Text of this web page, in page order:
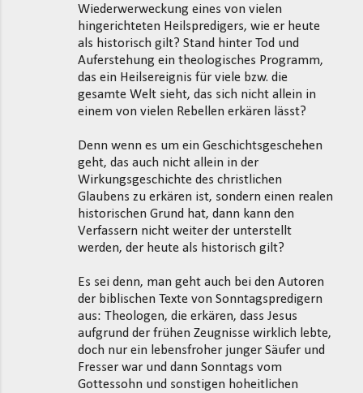
Wiederwerweckung eines von vielen
hingerichteten Heilspredigers, wie er heute
als historisch gilt? Stand hinter Tod und
Auferstehung ein theologisches Programm,
das ein Heilsereignis für viele bzw. die
gesamte Welt sieht, das sich nicht allein in
einem von vielen Rebellen erkären lässt?
Denn wenn es um ein Geschichtsgeschehen
geht, das auch nicht allein in der
Wirkungsgeschichte des christlichen
Glaubens zu erkären ist, sondern einen realen
historischen Grund hat, dann kann den
Verfassern nicht weiter der unterstellt
werden, der heute als historisch gilt?
Es sei denn, man geht auch bei den Autoren
der biblischen Texte von Sonntagspredigern
aus: Theologen, die erkären, dass Jesus
aufgrund der frühen Zeugnisse wirklich lebte,
doch nur ein lebensfroher junger Säufer und
Fresser war und dann Sonntags vom
Gottessohn und sonstigen hoheitlichen